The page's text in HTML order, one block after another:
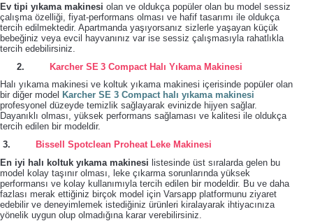
Ev tipi yıkama makinesi olan ve oldukça popüler olan bu model sessiz
çalışma özelliği, fiyat-performans olması ve hafif tasarımı ile oldukça
tercih edilmektedir. Apartmanda yaşıyorsanız sizlerle yaşayan küçük
bebeğiniz veya evcil hayvanınız var ise sessiz çalışmasıyla rahatlıkla
tercih edebilirsiniz.
2.
Karcher SE 3 Compact Halı Yıkama Makinesi
Halı yıkama makinesi ve koltuk yıkama makinesi içerisinde popüler olan
bir diğer model Karcher SE 3 Compact halı yıkama makinesi
profesyonel düzeyde temizlik sağlayarak evinizde hijyen sağlar.
Dayanıklı olması, yüksek performans sağlaması ve kalitesi ile oldukça
tercih edilen bir modeldir.
3.
Bissell Spotclean Proheat Leke Makinesi
En iyi halı koltuk yıkama makinesi listesinde üst sıralarda gelen bu
model kolay taşınır olması, leke çıkarma sorunlarında yüksek
performansı ve kolay kullanımıyla tercih edilen bir modeldir. Bu ve daha
fazlası merak ettiğiniz birçok model için Varsapp platformunu ziyaret
edebilir ve deneyimlemek istediğiniz ürünleri kiralayarak ihtiyacınıza
yönelik uygun olup olmadığına karar verebilirsiniz.